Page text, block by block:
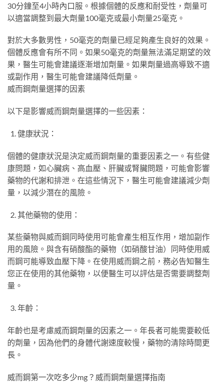
30分鐘至4小時內口服。根據個體的反應和耐受性，劑量可
以適當調整到最大劑量100毫克或最小劑量25毫克。
對於大多數男性，50毫克的劑量已經足夠產生良好的效果。
個體反應會有所不同。如果50毫克的劑量無法滿足期望的效
果，醫生可能會建議逐漸增加劑量。如果劑量過高導致不適
或副作用，醫生可能會建議降低劑量。
威而鋼劑量選擇的因素
以下是影響威而鋼劑量選擇的一些因素：
健康狀況：
個體的健康狀況是決定威而鋼劑量的重要因素之一。有些健
康問題，如心臟病、高血壓、肝臟或腎臟問題，可能會影響
藥物的代謝和排泄。在這些情況下，醫生可能會建議減少劑
量，以減少潛在的風險。
其他藥物的使用：
某些藥物與威而鋼同時使用可能會產生相互作用，增加副作
用的風險。與含有硝酸酯的藥物（如硝酸甘油）同時使用威
而鋼可能導致血壓下降。在使用威而鋼之前，務必告知醫生
您正在使用的其他藥物，以便醫生可以評估是否需要調整劑
量。
年齡：
年齡也是考慮威而鋼劑量的因素之一。年長者可能需要較低
的劑量，因為他們的身體代謝速度較慢，藥物的清除時間更
長。
威而鋼第一次吃多少mg？威而鋼劑量選擇指南